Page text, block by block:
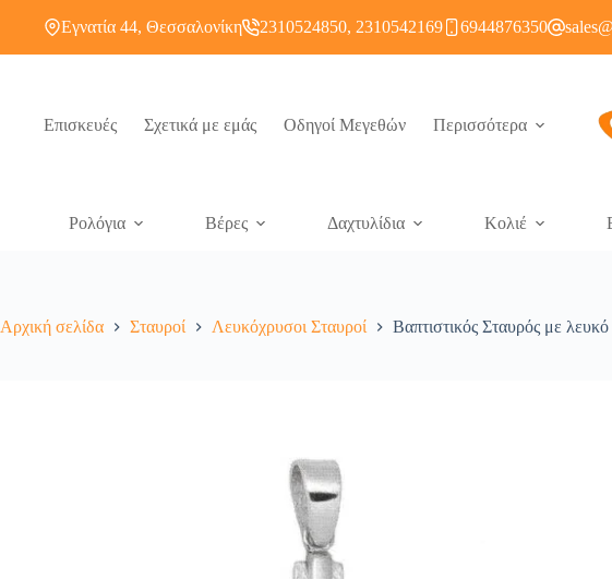
Εγνατία 44, Θεσσαλονίκη 2310524850, 2310542169 6944876350
Επισκευές Σχετικά με εμάς Οδηγοί Μεγεθών Περισσότερα
Ρολόγια Βέρες Δαχτυλίδια Κολιέ
Αρχική σελίδα Σταυροί Λευκόχρυσοι Σταυροί Βαπτιστικός Σταυρός με